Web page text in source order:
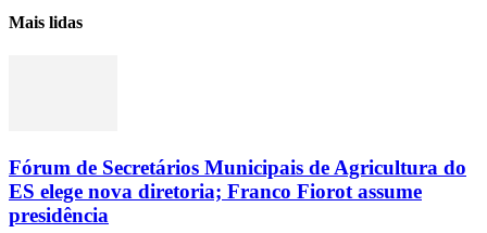
Mais lidas
Fórum de Secretários Municipais de Agricultura do
ES elege nova diretoria; Franco Fiorot assume
presidência